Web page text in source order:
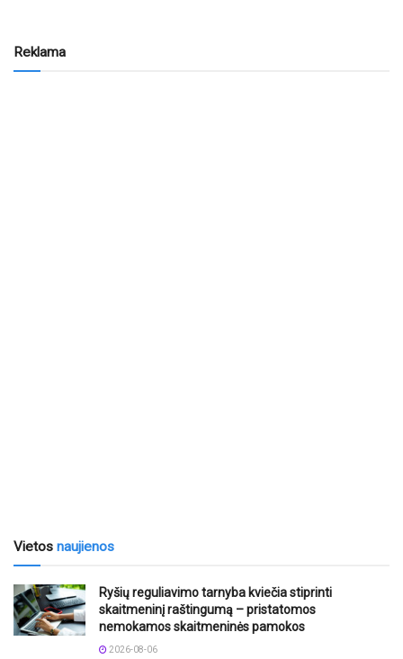
Reklama
Vietos naujienos
Ryšių reguliavimo tarnyba kviečia stiprinti
skaitmeninį raštingumą – pristatomos
nemokamos skaitmeninės pamokos
2026-08-06